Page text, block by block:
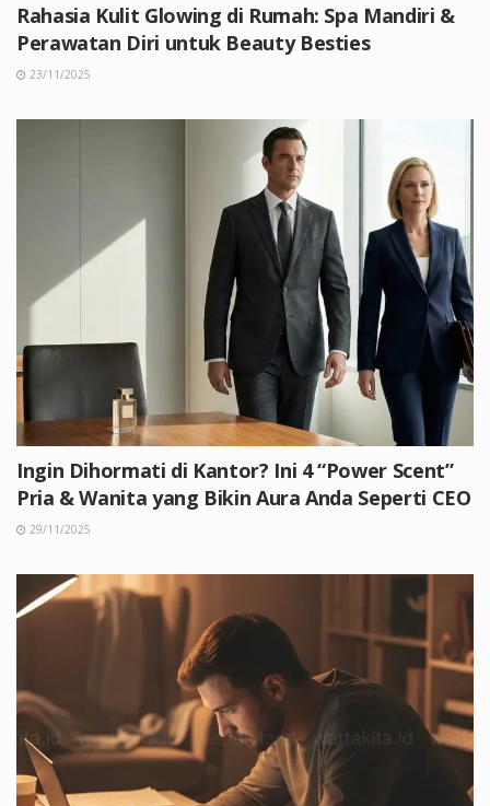
Rahasia Kulit Glowing di Rumah: Spa Mandiri &
Perawatan Diri untuk Beauty Besties
23/11/2025
Ingin Dihormati di Kantor? Ini 4 “Power Scent”
Pria & Wanita yang Bikin Aura Anda Seperti CEO
29/11/2025